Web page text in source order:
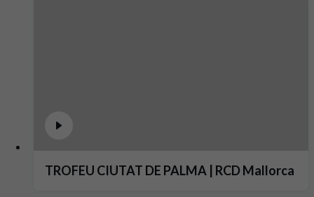
TROFEU CIUTAT DE PALMA | RCD Mallorca